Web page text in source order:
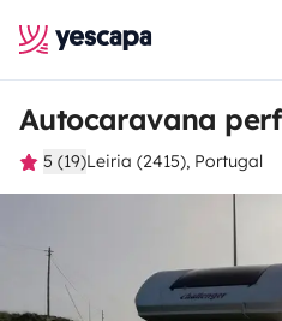
Autocaravana
5 (19)Leiria (2415), Portugal